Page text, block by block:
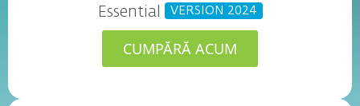
Essential
VERSION 2024
CUMPĂRĂ ACUM